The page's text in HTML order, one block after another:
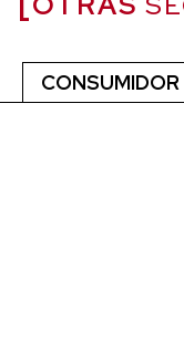
CONSUMIDOR